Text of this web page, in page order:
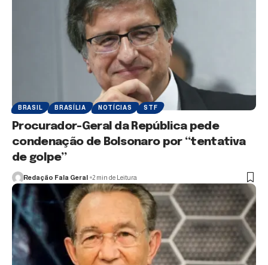
BRASIL BRASÍLIA NOTÍCIAS STF
Procurador-Geral da República pede
condenação de Bolsonaro por “tentativa
de golpe”
Redação Fala Geral 2 min de Leitura